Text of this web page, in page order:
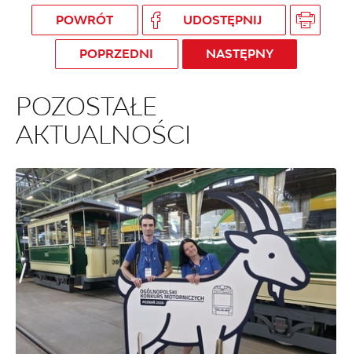
POWRÓT UDOSTĘPNIJ
POPRZEDNI NASTĘPNY
POZOSTAŁE
AKTUALNOŚCI